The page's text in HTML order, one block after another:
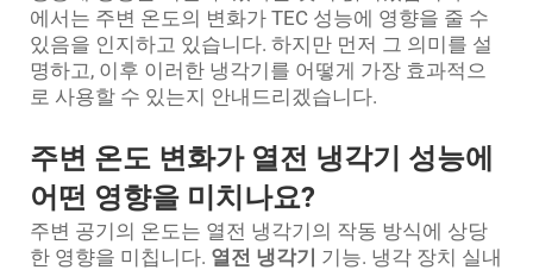
에서는 주변 온도의 변화가 TEC 성능에 영향을 줄 수
있음을 인지하고 있습니다. 하지만 먼저 그 의미를 설
명하고, 이후 이러한 냉각기를 어떻게 가장 효과적으
로 사용할 수 있는지 안내드리겠습니다.
주변 온도 변화가 열전 냉각기 성능에
어떤 영향을 미치나요?
주변 공기의 온도는 열전 냉각기의 작동 방식에 상당
한 영향을 미칩니다. 열전 냉각기 기능. 냉각 장치 실내